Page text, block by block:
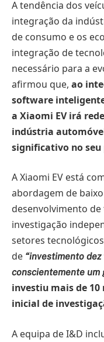
A tendência dos
integração da
de consumo e os
integração de
necessário para a
afirmou que, ao
software
a Xiaomi EV irá
indústria
significativo no
A Xiaomi EV está
abordagem de
desenvolvimento
investigação
setores
de “investimento
conscientemente um
investiu mais de 10
inicial de
A equipa de I&D